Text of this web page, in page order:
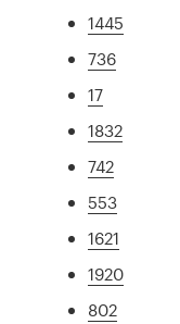
1445
736
17
1832
742
553
1621
1920
802